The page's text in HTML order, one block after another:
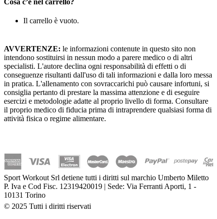
Il carrello è vuoto.
AVVERTENZE: le informazioni contenute in questo sito non
intendono sostituirsi in nessun modo a parere medico o di altri
specialisti. L'autore declina ogni responsabilità di effetti o di
conseguenze risultanti dall'uso di tali informazioni e dalla loro messa
in pratica. L'allenamento con sovraccarichi può causare infortuni, si
consiglia pertanto di prestare la massima attenzione e di eseguire
esercizi e metodologie adatte al proprio livello di forma. Consultare
il proprio medico di fiducia prima di intraprendere qualsiasi forma di
attività fisica o regime alimentare.
Sport Workout Srl detiene tutti i diritti sul marchio Umberto Miletto
P. Iva e Cod Fisc. 12319420019 | Sede: Via Ferranti Aporti, 1 -
10131 Torino
© 2025 Tutti i diritti riservati